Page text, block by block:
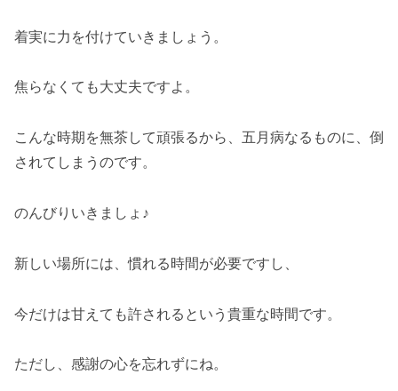
着実に力を付けていきましょう。
焦らなくても大丈夫ですよ。
こんな時期を無茶して頑張るから、五月病なるものに、倒
されてしまうのです。
のんびりいきましょ♪
新しい場所には、慣れる時間が必要ですし、
今だけは甘えても許されるという貴重な時間です。
ただし、感謝の心を忘れずにね。